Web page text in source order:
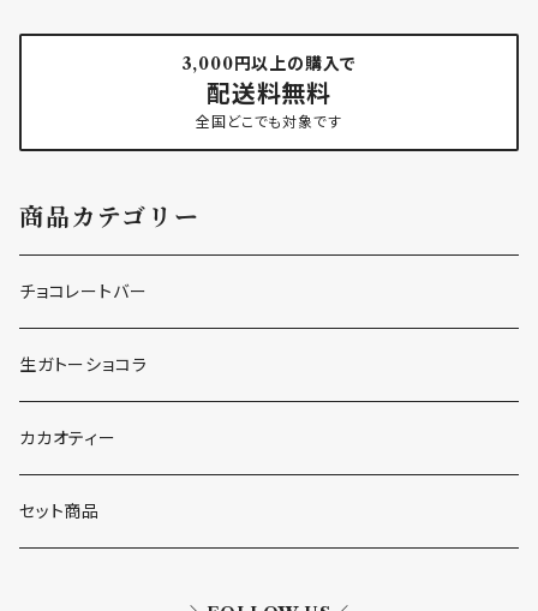
3,000円以上の購入で
配送料無料
全国どこでも対象です
商品カテゴリー
チョコレートバー
生ガトーショコラ
カカオティー
セット商品